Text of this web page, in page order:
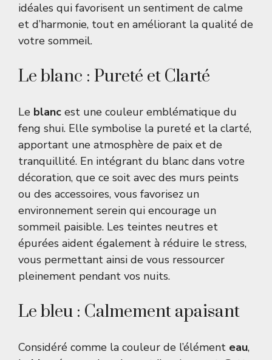
idéales qui favorisent un sentiment de calme
et d’harmonie, tout en améliorant la qualité de
votre sommeil.
Le blanc : Pureté et Clarté
Le blanc est une couleur emblématique du
feng shui. Elle symbolise la pureté et la clarté,
apportant une atmosphère de paix et de
tranquillité. En intégrant du blanc dans votre
décoration, que ce soit avec des murs peints
ou des accessoires, vous favorisez un
environnement serein qui encourage un
sommeil paisible. Les teintes neutres et
épurées aident également à réduire le stress,
vous permettant ainsi de vous ressourcer
pleinement pendant vos nuits.
Le bleu : Calmement apaisant
Considéré comme la couleur de l’élément eau,